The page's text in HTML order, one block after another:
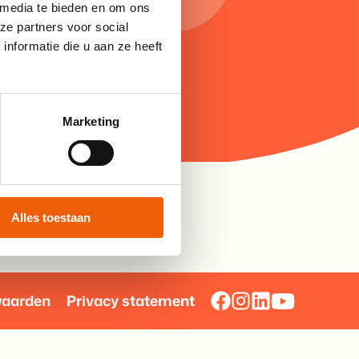
te bieden en om ons
partners voor social
die u aan ze heeft
Marketing
Alles toestaan
Privacy statement